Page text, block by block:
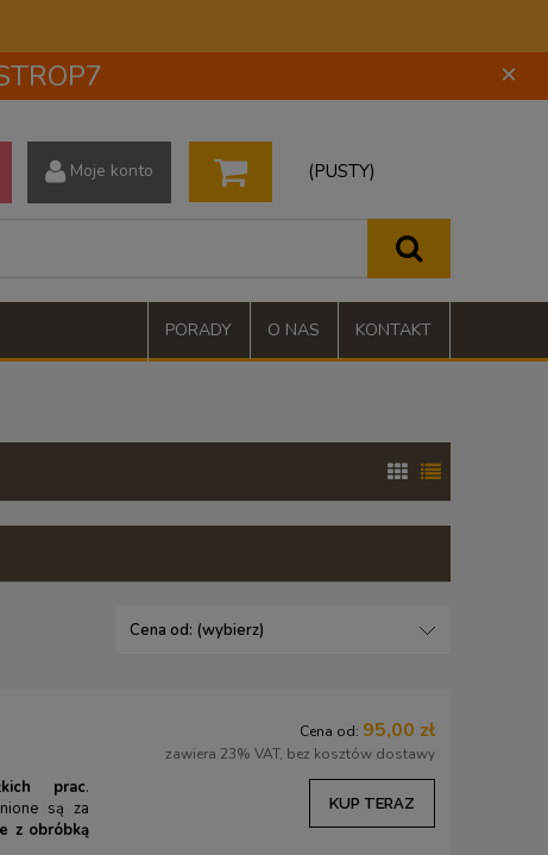
×
(PUSTY)
Moje konto
KONTAKT
O NAS
PORADY
Cena od: (wybierz)
prac.
są za
z obróbką
Cena od: 95,00 zł
zawiera 23% VAT, bez kosztów dostawy
KUP TERAZ